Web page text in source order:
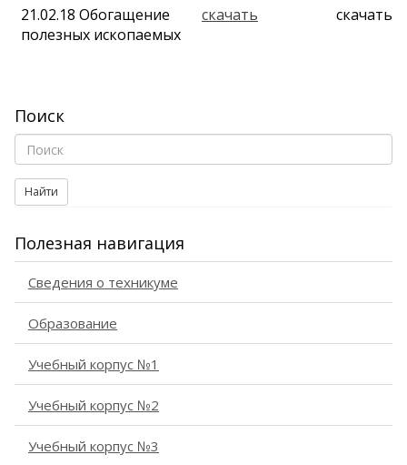
21.02.18 Обогащение
полезных ископаемых
скачать скачать
Поиск
Найти
Полезная навигация
Сведения о техникуме
Образование
Учебный корпус №1
Учебный корпус №2
Учебный корпус №3